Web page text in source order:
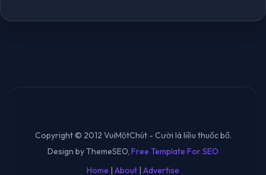
Copyright © 2012 VuiMộtChút - Cười là liều thuốc bổ.
Design by ThemeSEO, Free Template For SEO
Home | About | Advertise